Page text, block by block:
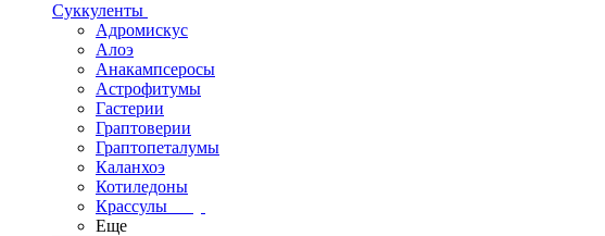
Суккуленты
Адромискус
Алоэ
Анакампсеросы
Астрофитумы
Гастерии
Граптоверии
Граптопеталумы
Каланхоэ
Котиледоны
Крассулы
Еще